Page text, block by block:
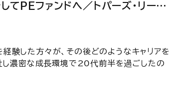
てPEファンドへ／トパーズ・リージョ
太様 インタビュー＜前編＞
験した方々が、その後どのようなキャリアを
し濃密な成長環境で20代前半を過ごしたの